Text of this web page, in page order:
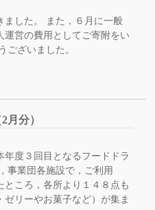
ました。 また，６月に一般
営の費用としてご寄附をい
ございました。
月分）
度３回目となるフードドラ
事業団各施設で，ご利用
ころ，各所より１４８点も
リーやお菓子など）が集ま